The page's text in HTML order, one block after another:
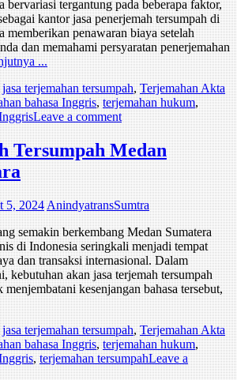
bervariasi tergantung pada beberapa faktor,
kantor jasa penerjemah tersumpah di
memberikan penawaran biaya setelah
dan memahami persyaratan penerjemahan
...
jasa terjemahan tersumpah,Terjemahan Akta
bahasa Inggris,terjemahan hukum,
Leave a comment
Tersumpah Medan
5, 2024 AnindyatransSumtra
semakin berkembang Medan Sumatera
di Indonesia seringkali menjadi tempat
dan transaksi internasional. Dalam
kebutuhan akan jasa terjemah tersumpah
kesenjangan bahasa tersebut,
jasa terjemahan tersumpah,Terjemahan Akta
bahasa Inggris,terjemahan hukum,
,terjemahan tersumpahLeave a